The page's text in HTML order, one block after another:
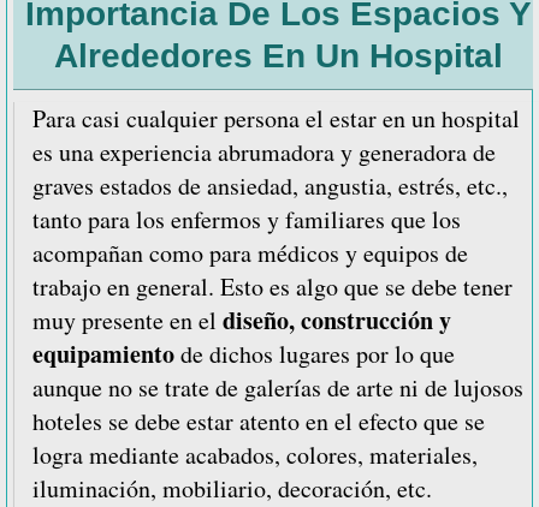
se
diseña
un
hospital
para
médicos
o
Importancia De Los Espacios Y
Alrededores En Un Hospital
Para casi cualquier persona el estar en un hospital
es una experiencia abrumadora y generadora de
graves estados de ansiedad, angustia, estrés, etc.,
tanto para los enfermos y familiares que los
acompañan como para médicos y equipos de
trabajo en general. Esto es algo que se debe tener
muy presente en el diseño, construcción y
equipamientode dichos lugares por lo que
aunque no se trate de galerías de arte ni de lujosos
hoteles se debe estar atento en el efecto que se
logra mediante acabados, colores, materiales,
iluminación, mobiliario, decoración, etc.